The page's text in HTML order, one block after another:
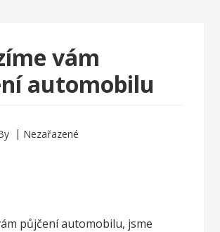
vám
automobilu
Nezařazené
půjčení automobilu, jsme